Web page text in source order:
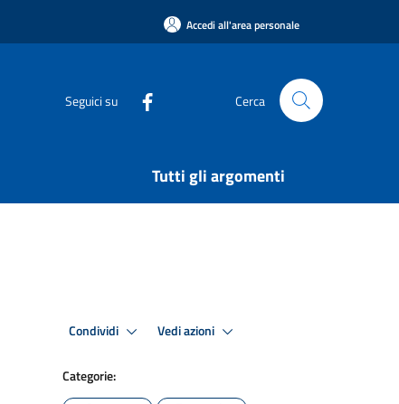
Accedi all'area personale
Seguici su Cerca
Tutti gli argomenti
Condividi Vedi azioni
Categorie: